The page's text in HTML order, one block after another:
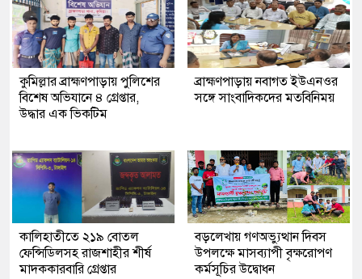
কুমিল্লার ব্রাহ্মণপাড়ায় পুলিশের
বিশেষ অভিযানে ৪ গ্রেপ্তার,
উদ্ধার এক ভিকটিম
ব্রাহ্মণপাড়ায় নবাগত ইউএনওর
সঙ্গে সাংবাদিকদের মতবিনিময়
কালিহাতীতে ২১৯ বোতল
ফেন্সিডিলসহ রাজশাহীর শীর্ষ
মাদককারবারি গ্রেপ্তার
বড়লেখায় গণঅভ্যুত্থান দিবস
উপলক্ষে মাসব্যাপী বৃক্ষরোপণ
কর্মসূচির উদ্বোধন